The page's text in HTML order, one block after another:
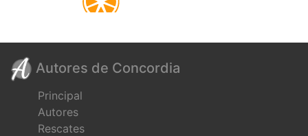
Autores de Concordia
Principal
Autores
Rescates